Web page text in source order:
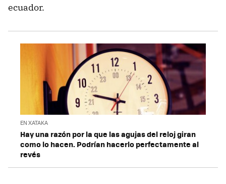
ecuador.
EN XATAKA
Hay una razón por la que las agujas del reloj giran
como lo hacen. Podrían hacerlo perfectamente al
revés